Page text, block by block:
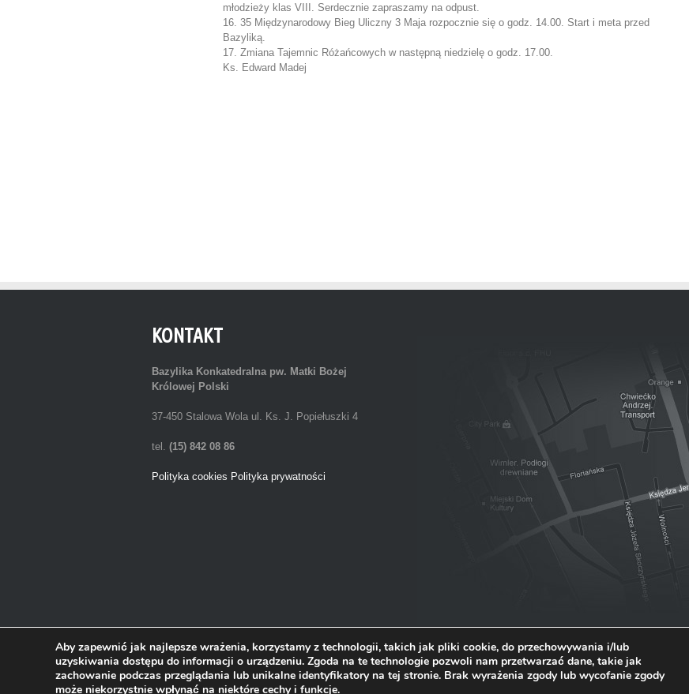
młodzieży klas VIII. Serdecznie zapraszamy na odpust.
16. 35 Międzynarodowy Bieg Uliczny 3 Maja rozpocznie się o godz. 14.00. Start i meta przed
Bazyliką.
17. Zmiana Tajemnic Różańcowych w następną niedzielę o godz. 17.00.
Ks. Edward Madej
KONTAKT
Bazylika Konkatedralna pw. Matki Bożej
Królowej Polski
37-450 Stalowa Wola ul. Ks. J. Popiełuszki 4
tel. (15) 842 08 86
Polityka cookies Polityka prywatności
2013 © Bazylika Konkatedralna w Stalowej Woli
Aby zapewnić jak najlepsze wrażenia, korzystamy z technologii, takich jak pliki cookie, do przechowywania i/lub
uzyskiwania dostępu do informacji o urządzeniu. Zgoda na te technologie pozwoli nam przetwarzać dane, takie jak
zachowanie podczas przeglądania lub unikalne identyfikatory na tej stronie. Brak wyrażenia zgody lub wycofanie zgody
może niekorzystnie wpłynąć na niektóre cechy i funkcje.